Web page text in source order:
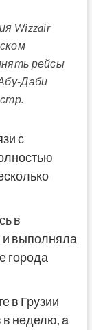
Wizzair
рейсы
Даби
с
в
и выполняла
города
в Грузии
в неделю, а